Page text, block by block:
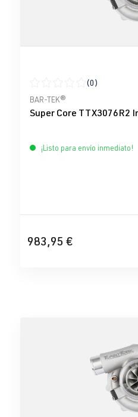
Calificación promedio de 0
(0)
BAR-TEK®
Super Core TTX3076R2
¡Listo para envío inmediato!
983,95 €